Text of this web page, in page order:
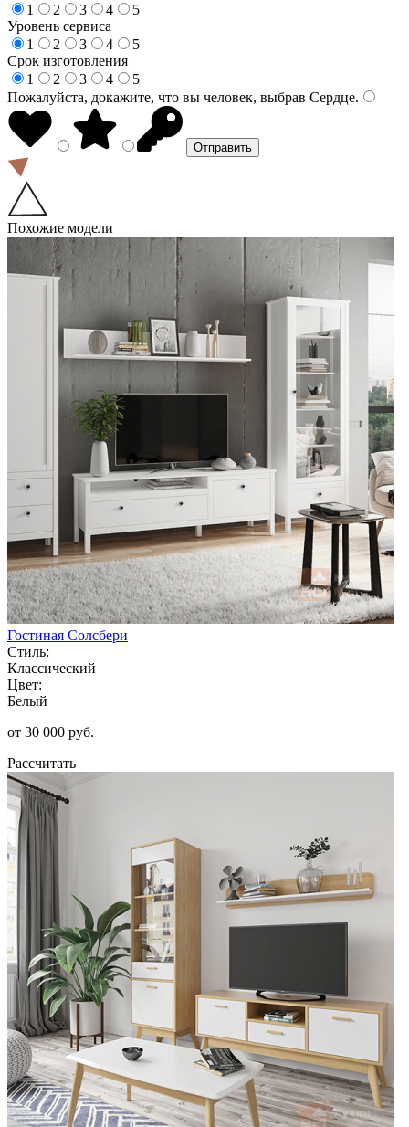
1
2 3 4
5
Уровень сервиса
1
2 3 4
5
Срок изготовления
1
2 3 4
5
Пожалуйста, докажите, что вы человек, выбрав Сердце.
Похожие модели
Гостиная Солсбери
Стиль:
Классический
Цвет:
Белый
от 30 000 руб.
Рассчитать